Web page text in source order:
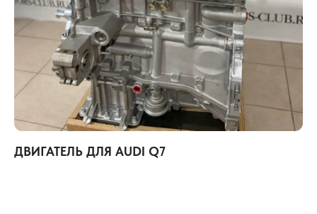
ДВИГАТЕЛЬ ДЛЯ AUDI Q7